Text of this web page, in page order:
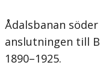
Ådalsbanan
anslutningen till
1890–1925.